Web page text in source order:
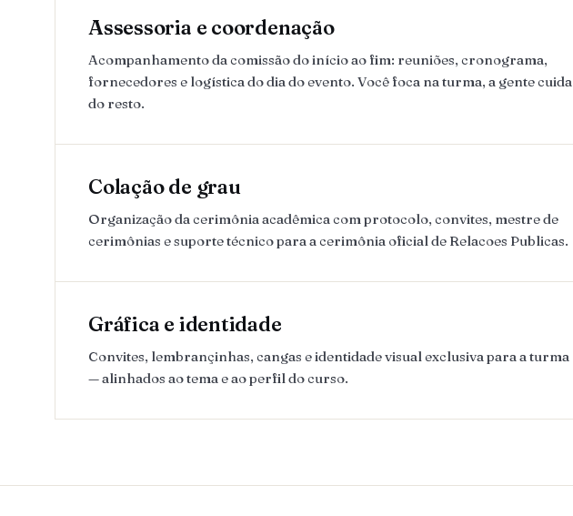
Assessoria e coordenação
Acompanhamento da comissão do início ao fim: reuniões, cronograma,
fornecedores e logística do dia do evento. Você foca na turma, a gente cuida
do resto.
Colação de grau
Organização da cerimônia acadêmica com protocolo, convites, mestre de
cerimônias e suporte técnico para a cerimônia oficial de Relacoes Publicas.
Gráfica e identidade
Convites, lembrançinhas, cangas e identidade visual exclusiva para a turma
— alinhados ao tema e ao perfil do curso.